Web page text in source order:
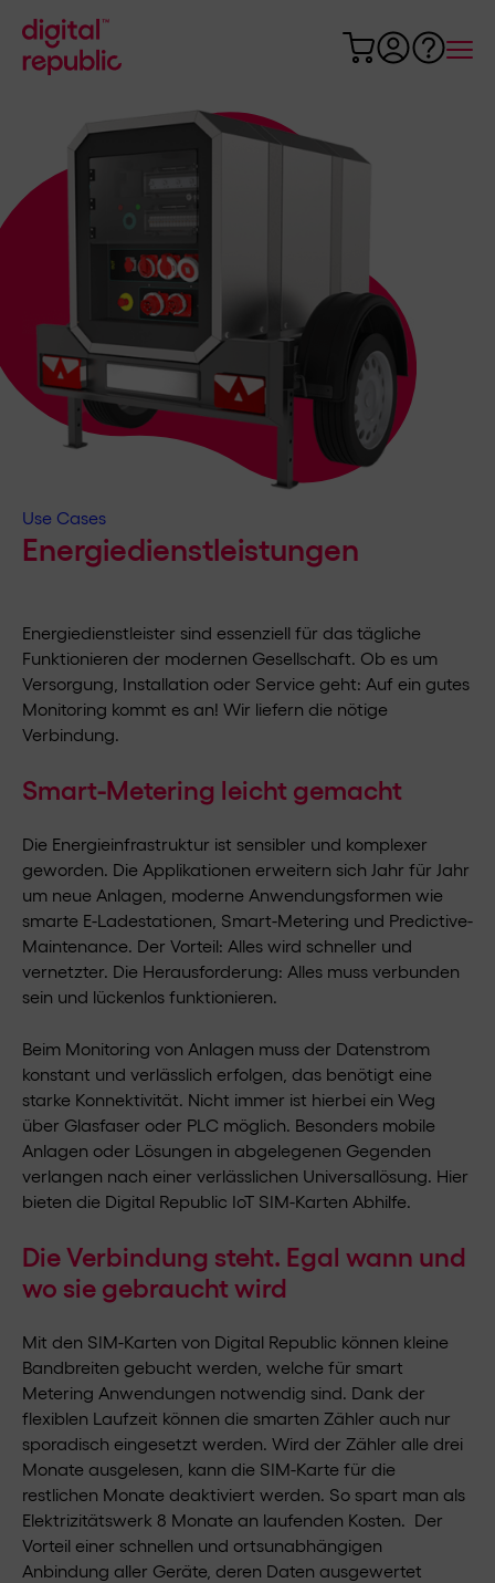
Use Cases
Energiedienstleistungen
Energiedienstleister sind essenziell für das tägliche
Funktionieren der modernen Gesellschaft. Ob es um
Versorgung, Installation oder Service geht: Auf ein gutes
Monitoring kommt es an! Wir liefern die nötige
Verbindung.
Smart-Metering leicht gemacht
Die Energieinfrastruktur ist sensibler und komplexer
geworden. Die Applikationen erweitern sich Jahr für Jahr
um neue Anlagen, moderne Anwendungsformen wie
smarte E-Ladestationen, Smart-Metering und Predictive-
Maintenance. Der Vorteil: Alles wird schneller und
vernetzter. Die Herausforderung: Alles muss verbunden
sein und lückenlos funktionieren.
Beim Monitoring von Anlagen muss der Datenstrom
konstant und verlässlich erfolgen, das benötigt eine
starke Konnektivität. Nicht immer ist hierbei ein Weg
über Glasfaser oder PLC möglich. Besonders mobile
Anlagen oder Lösungen in abgelegenen Gegenden
verlangen nach einer verlässlichen Universallösung. Hier
bieten die Digital Republic IoT SIM-Karten Abhilfe.
Die Verbindung steht. Egal wann und
wo sie gebraucht wird
Mit den SIM-Karten von Digital Republic können kleine
Bandbreiten gebucht werden, welche für smart
Metering Anwendungen notwendig sind. Dank der
flexiblen Laufzeit können die smarten Zähler auch nur
sporadisch eingesetzt werden. Wird der Zähler alle drei
Monate ausgelesen, kann die SIM-Karte für die
restlichen Monate deaktiviert werden. So spart man als
Elektrizitätswerk 8 Monate an laufenden Kosten. Der
Vorteil einer schnellen und ortsunabhängigen
Anbindung aller Geräte, deren Daten ausgewertet